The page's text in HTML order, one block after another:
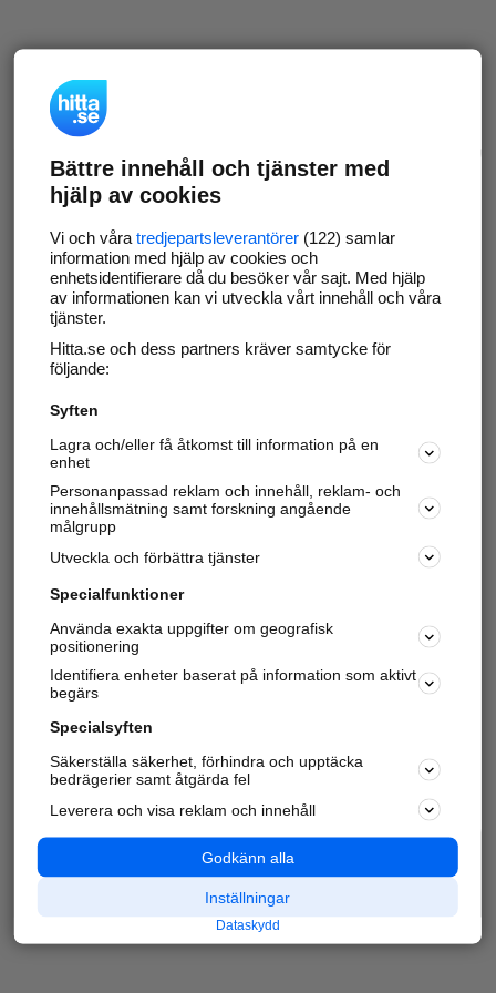
Bättre innehåll och tjänster med
hjälp av cookies
Vi och våra tredjepartsleverantörer(122) samlar
information med hjälp av cookies och
enhetsidentifierare då du besöker vår sajt. Med hjälp
av informationen kan vi utveckla vårt innehåll och våra
tjänster.
Hitta.se och dess partners kräver samtycke för
följande:
Syften
Lagra och/eller få åtkomst till information på en
enhet
Personanpassad reklam och innehåll, reklam- och
innehållsmätning samt forskning angående
målgrupp
Utveckla och förbättra tjänster
Specialfunktioner
Använda exakta uppgifter om geografisk
positionering
Identifiera enheter baserat på information som aktivt
begärs
Specialsyften
Säkerställa säkerhet, förhindra och upptäcka
bedrägerier samt åtgärda fel
Leverera och visa reklam och innehåll
Godkänn alla
Inställningar
Dataskydd